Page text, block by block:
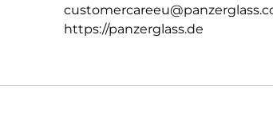
https://panzerglass.de